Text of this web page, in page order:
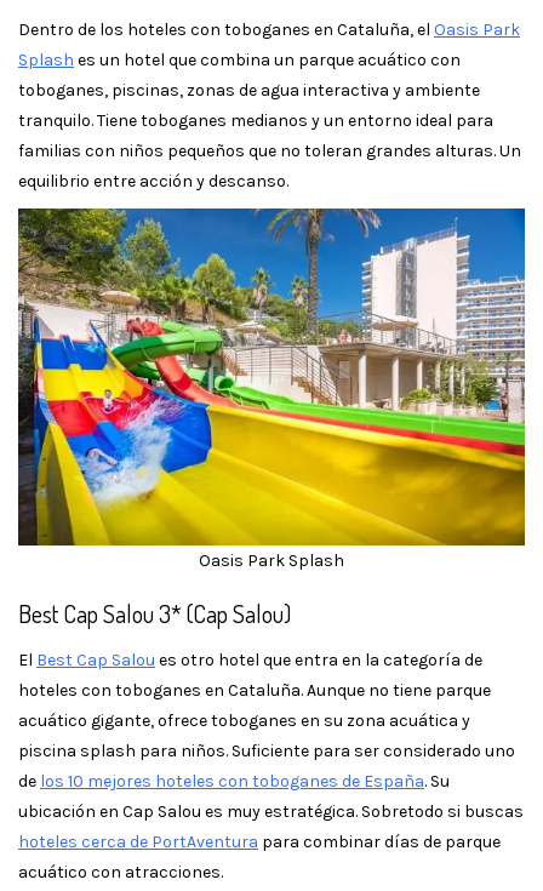
Dentro de los hoteles con toboganes en Cataluña, el Oasis Park
Splash es un hotel que combina un parque acuático con
toboganes, piscinas, zonas de agua interactiva y ambiente
tranquilo. Tiene toboganes medianos y un entorno ideal para
familias con niños pequeños que no toleran grandes alturas. Un
equilibrio entre acción y descanso.
Oasis Park Splash
Best Cap Salou 3* (Cap Salou)
El Best Cap Salou es otro hotel que entra en la categoría de
hoteles con toboganes en Cataluña. Aunque no tiene parque
acuático gigante, ofrece toboganes en su zona acuática y
piscina splash para niños. Suficiente para ser considerado uno
de los 10 mejores hoteles con toboganes de España. Su
ubicación en Cap Salou es muy estratégica. Sobretodo si buscas
hoteles cerca de PortAventura para combinar días de parque
acuático con atracciones.